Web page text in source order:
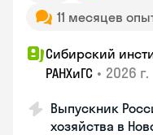
11 месяцев
Сибирский
РАНХиГС • 2026 г.
Выпускник
хозяйства в